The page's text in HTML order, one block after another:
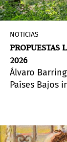
NOTICIAS
PROPUESTAS
2026
Álvaro
Países Bajos